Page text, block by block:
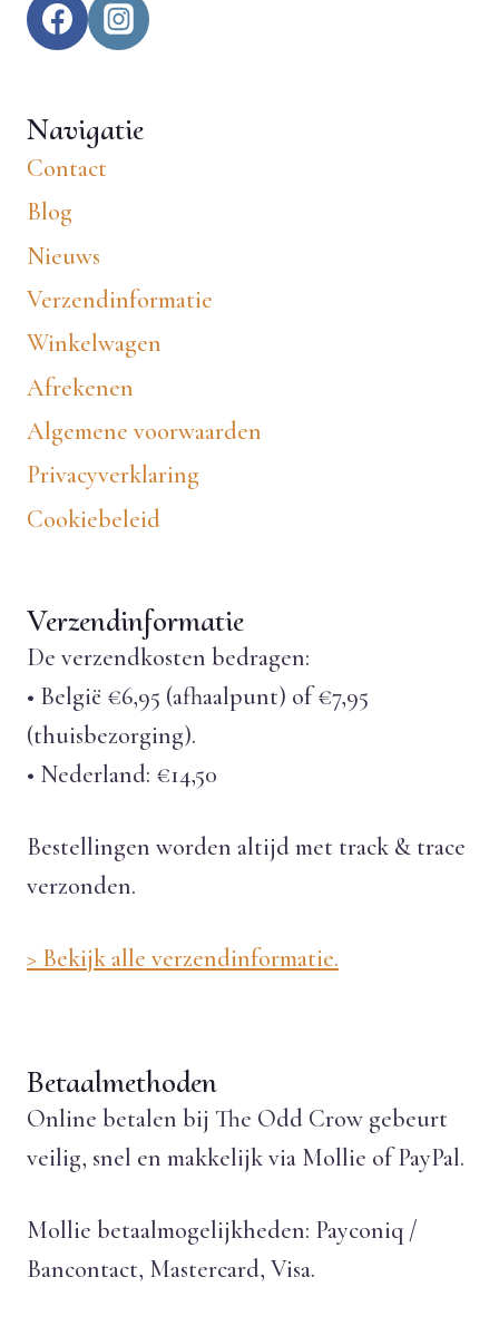
Navigatie
Contact
Blog
Nieuws
Verzendinformatie
Winkelwagen
Afrekenen
Algemene voorwaarden
Privacyverklaring
Cookiebeleid
Verzendinformatie
De verzendkosten bedragen:
• België €6,95 (afhaalpunt) of €7,95
(thuisbezorging).
• Nederland: €14,50
Bestellingen worden altijd met track & trace
verzonden.
> Bekijk alle verzendinformatie.
Betaalmethoden
Online betalen bij The Odd Crow gebeurt
veilig, snel en makkelijk via Mollie of PayPal.
Mollie betaalmogelijkheden: Payconiq /
Bancontact, Mastercard, Visa.